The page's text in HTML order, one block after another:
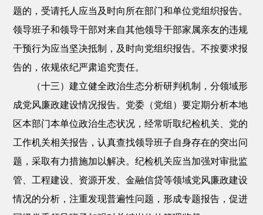
题的，受请托人应当及时向所在部门和单位党组织报告。
领导班子和领导干部对来自其他领导干部家属亲友的违规
干预行为应当坚决抵制，及时向党组织报告。不按要求报
告的，依规依纪严肃追究责任。
（十三）建立健全政治生态分析研判机制，分领域形
成党风廉政建设情况报告。党委（党组）要定期分析本地
区本部门本单位政治生态状况，经常听取纪检机关、党的
工作机关相关报告，认真查找领导班子自身存在的突出问
题，采取有力措施加以解决。纪检机关应当加强对审批监
管、工程建设、资源开发、金融信贷等领域党风廉政建设
情况的分析，注重发现普遍性问题，形成专题报告，促进